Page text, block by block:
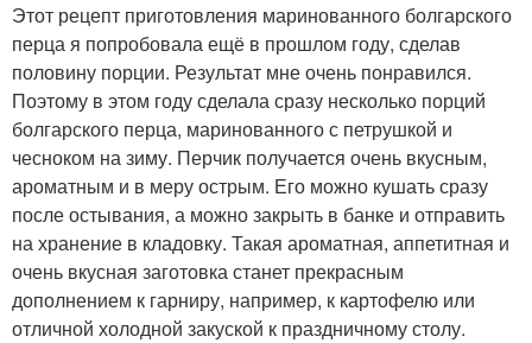
Этот рецепт приготовления маринованного болгарского
перца я попробовала ещё в прошлом году, сделав
половину порции. Результат мне очень понравился.
Поэтому в этом году сделала сразу несколько порций
болгарского перца, маринованного с петрушкой и
чесноком на зиму. Перчик получается очень вкусным,
ароматным и в меру острым. Его можно кушать сразу
после остывания, а можно закрыть в банке и отправить
на хранение в кладовку. Такая ароматная, аппетитная и
очень вкусная заготовка станет прекрасным
дополнением к гарниру, например, к картофелю или
отличной холодной закуской к праздничному столу.